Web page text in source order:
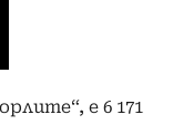
е 6 171